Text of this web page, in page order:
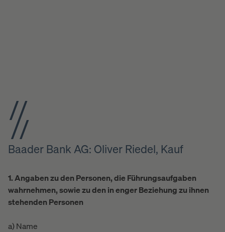
Baader Bank AG: Oliver Riedel, Kauf
1. Angaben zu den Personen, die Führungsaufgaben
wahrnehmen, sowie zu den in enger Beziehung zu ihnen
stehenden Personen
a) Name